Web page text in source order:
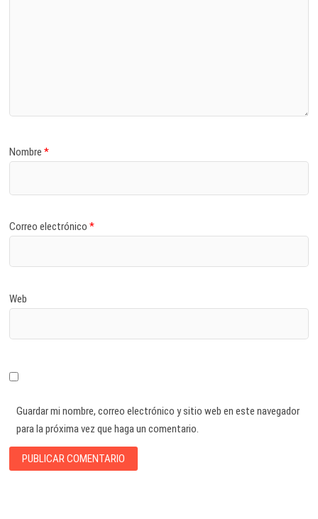
Nombre*
Correo electrónico*
Web
Guardar mi nombre, correo electrónico y sitio web en este navegador
para la próxima vez que haga un comentario.